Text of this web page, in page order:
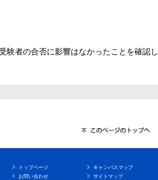
者の合否に影響はなかったことを確認し
トップページ
お問い合わせ
キャンパスマップ
サイトマップ